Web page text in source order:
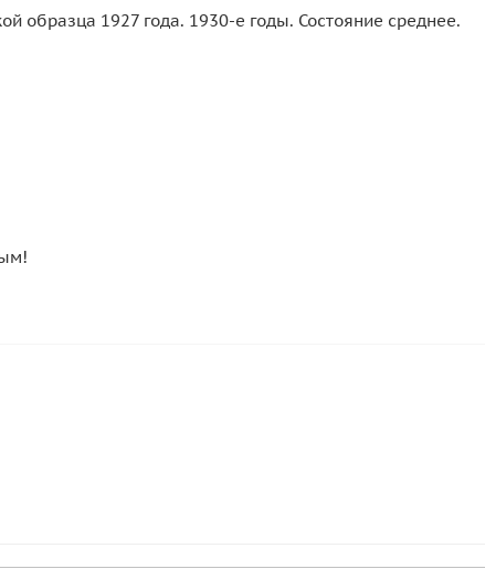
образца 1927 года. 1930-е годы. Состояние среднее.